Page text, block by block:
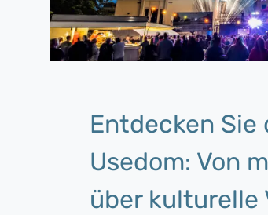
Entdecken
Usedom: Von
über kulturelle